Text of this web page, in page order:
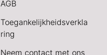
AGB
Toegankelijkheidsverkla
ring
Neem contact met ons